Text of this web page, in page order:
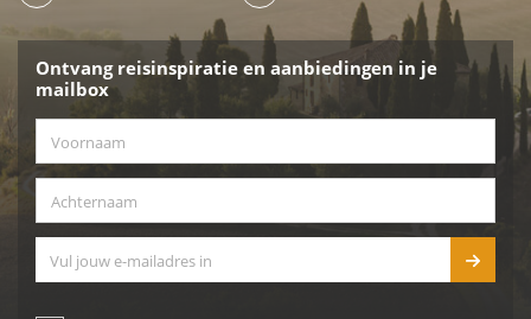
Ontvang reisinspiratie en aanbiedingen in je
mailbox